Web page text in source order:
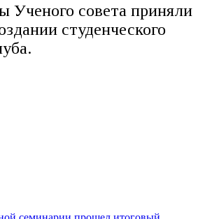
Ученого совета приняли
студенческого